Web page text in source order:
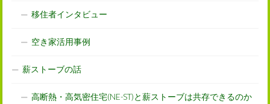
移住者インタビュー
空き家活用事例
薪ストーブの話
高断熱・高気密住宅(NE-ST)と薪ストーブは共存できるのか